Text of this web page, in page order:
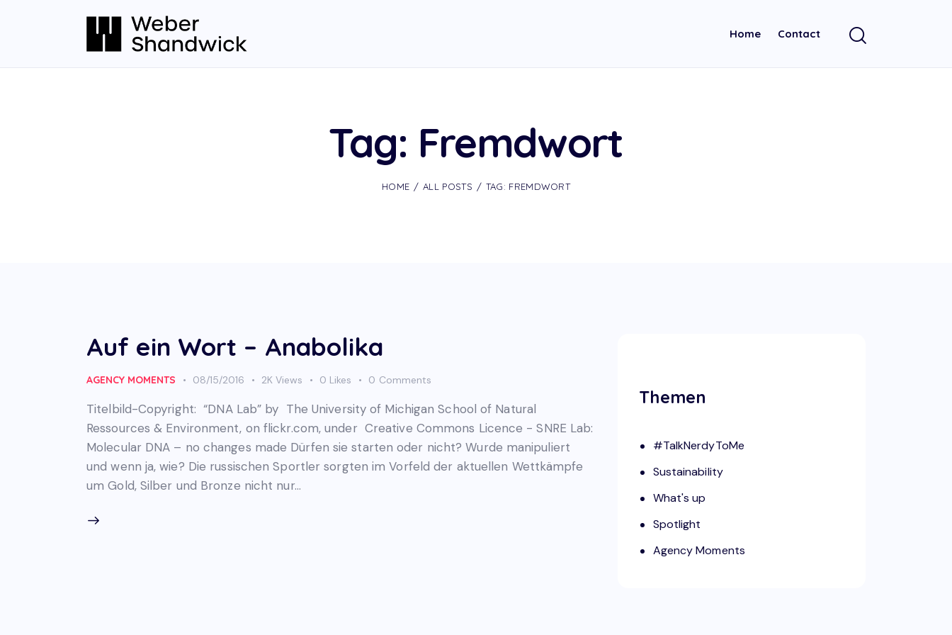
Home Contact
Tag: Fremdwort
HOME ALL POSTS TAG: FREMDWORT
Auf ein Wort – Anabolika
AGENCY MOMENTS 08/15/2016 2K Views 0 Likes 0 Comments
Titelbild-Copyright: “DNA Lab” by The University of Michigan School of Natural
Ressources & Environment, on flickr.com, under Creative Commons Licence - SNRE Lab:
Molecular DNA – no changes made Dürfen sie starten oder nicht? Wurde manipuliert
und wenn ja, wie? Die russischen Sportler sorgten im Vorfeld der aktuellen Wettkämpfe
um Gold, Silber und Bronze nicht nur…
Themen
#TalkNerdyToMe
Sustainability
What's up
Spotlight
Agency Moments